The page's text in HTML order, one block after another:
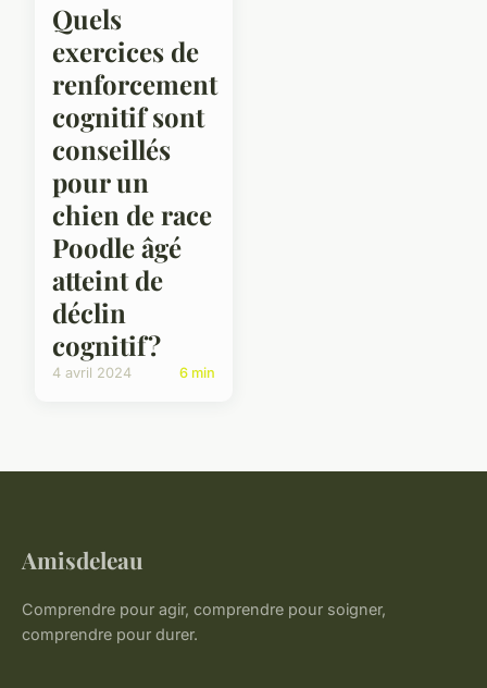
Quels
exercices de
renforcement
cognitif sont
conseillés
pour un
chien de race
Poodle âgé
atteint de
déclin
cognitif?
4 avril 2024 6 min
Amisdeleau
Comprendre pour agir, comprendre pour soigner,
comprendre pour durer.